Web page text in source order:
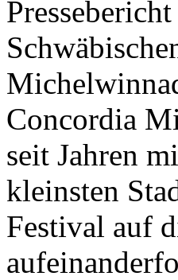
Concordia
seit Jahren
kleinsten
Festival auf